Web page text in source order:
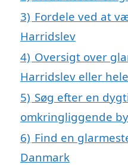
3) Fordele ved at
Harridslev
4) Oversigt over
Harridslev eller
5) Søg efter en
omkringliggende
6) Find en
Danmark